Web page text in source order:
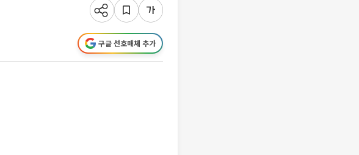
구글 선호매체 추가